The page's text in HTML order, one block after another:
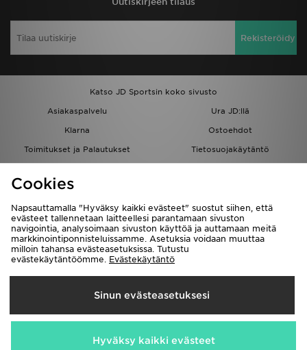
Rekisteröidy
Katso JD Sportsin koko sivusto
Asiakaspalvelu
Ura JD:llä
Klarna
Ostoehdot
Toimitukset ja Palautukset
Tietosuojakäytäntö
Löydä myymälä
Kumppanuusohjelma
JD Blog
Toimitetaan
Suomi
Me hyväksymme seuraavat maksutavat
Cookies
Napsauttamalla "Hyväksy kaikki evästeet" suostut siihen, että
evästeet tallennetaan laitteellesi parantamaan sivuston
navigointia, analysoimaan sivuston käyttöä ja auttamaan meitä
markkinointiponnisteluissamme. Asetuksia voidaan muuttaa
milloin tahansa evästeasetuksissa. Tutustu
evästekäytäntöömme. Evästekäytäntö
Sinun evästeasetuksesi
Hyväksy kaikki evästeet